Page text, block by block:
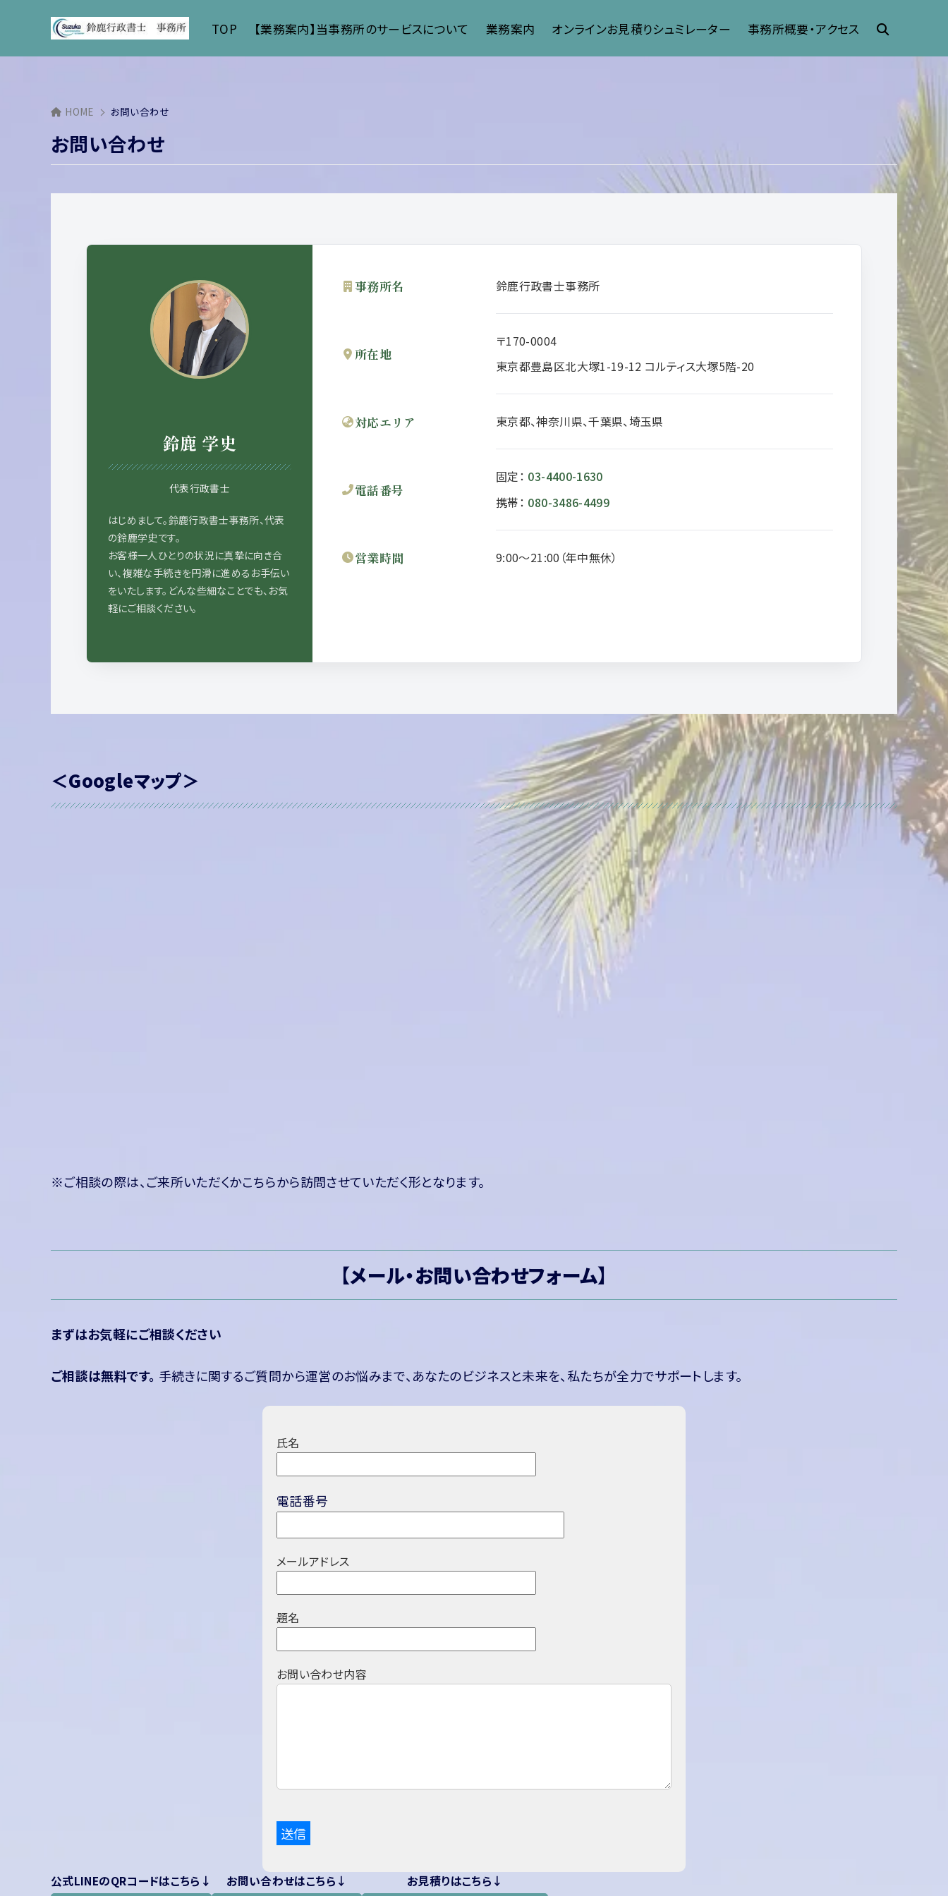
TOP 【業務案内】当事務所のサービスについて 業務案内 オンラインお見積りシュミレーター 事務所概要・アクセス
HOME お問い合わせ
お問い合わせ
鈴鹿 学史
代表行政書士
はじめまして。鈴鹿行政書士事務所、代表
の鈴鹿学史です。
お客様一人ひとりの状況に真摯に向き合
い、複雑な手続きを円滑に進めるお手伝い
をいたします。どんな些細なことでも、お気
軽にご相談ください。
事務所名 鈴鹿行政書士事務所
所在地
〒170-0004
東京都豊島区北大塚1-19-12 コルティス大塚5階-20
対応エリア 東京都、神奈川県、千葉県、埼玉県
電話番号
固定： 03-4400-1630
携帯： 080-3486-4499
営業時間 9:00～21:00 （年中無休）
＜Googleマップ＞
※ご相談の際は、ご来所いただくかこちらから訪問させていただく形となります。
【メール・お問い合わせフォーム】
まずはお気軽にご相談ください
ご相談は無料です。 手続きに関するご質問から運営のお悩みまで、あなたのビジネスと未来を、私たちが全力でサポートします。
氏名
電話番号
メールアドレス
題名
お問い合わせ内容
公式LINEのQRコードはこちら↓ お問い合わせはこちら↓ お見積りはこちら↓